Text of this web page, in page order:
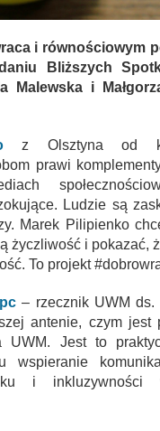
i równościowym
Bliższych
Malewska i
z Olsztyna od
prawi
Ludzie są
Marek Pilipienko
życzliwość i pokazać,
To projekt
– rzecznik UWM ds.
antenie, czym jest
UWM. Jest to
wspieranie
i inkluzywności